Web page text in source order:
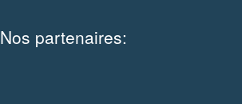
Nos partenaires: